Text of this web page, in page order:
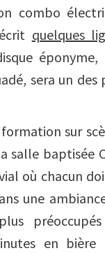
combo
quelques
éponyme,
sera un des
sur
salle baptisée
où chacun
une
en bière